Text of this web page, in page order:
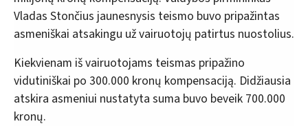
Vladas Stončius jaunesnysis teismo buvo pripažintas
asmeniškai atsakingu už vairuotojų patirtus nuostolius.
Kiekvienam iš vairuotojams teismas pripažino
vidutiniškai po 300.000 kronų kompensaciją. Didžiausia
atskira asmeniui nustatyta suma buvo beveik 700.000
kronų.